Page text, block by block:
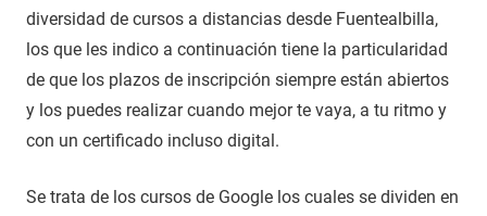
diversidad de cursos a distancias desde Fuentealbilla,
los que les indico a continuación tiene la particularidad
de que los plazos de inscripción siempre están abiertos
y los puedes realizar cuando mejor te vaya, a tu ritmo y
con un certificado incluso digital.
Se trata de los cursos de Google los cuales se dividen en